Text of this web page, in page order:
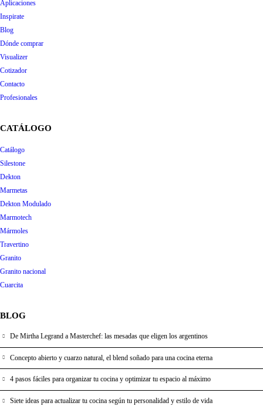
Aplicaciones
Inspirate
Blog
Dónde comprar
Visualizer
Cotizador
Contacto
Profesionales
CATÁLOGO
Catálogo
Silestone
Dekton
Marmetas
Dekton Modulado
Marmotech
Mármoles
Travertino
Granito
Granito nacional
Cuarcita
BLOG
De Mirtha Legrand a Masterchef: las mesadas que eligen los argentinos
Concepto abierto y cuarzo natural, el blend soñado para una cocina eterna
4 pasos fáciles para organizar tu cocina y optimizar tu espacio al máximo
Siete ideas para actualizar tu cocina según tu personalidad y estilo de vida